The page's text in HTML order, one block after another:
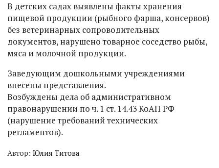
В детских садах выявлены факты хранения
пищевой продукции (рыбного фарша, консервов)
без ветеринарных сопроводительных
документов, нарушено товарное соседство рыбы,
мяса и молочной продукции.
Заведующим дошкольными учреждениями
внесены представления.
Возбуждены дела об административном
правонарушении по ч. 1 ст. 14.43 КоАП РФ
(нарушение требований технических
регламентов).
Автор: Юлия Титова